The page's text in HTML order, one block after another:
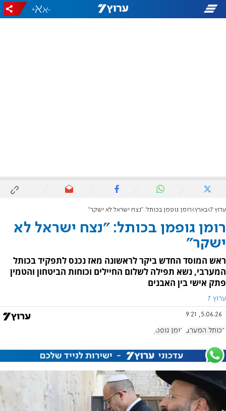
-
+
ערוץ 7 בארץ רומן גופמן בכותל: "נצח ישראל לא ישקר"
רומן גופמן בכותל: "נצח ישראל לא
ישקר"
ראש המוסד החדש ביקר לראשונה מאז נכנס לתפקיד בכותל
המערבי, נשא תפילה לשלום החיילים וכוחות הביטחון והטמין
פתק אישי בין האבנים
ערוץ 7
5.06.26, 9:21
הכותל המערבי רומן גופמן